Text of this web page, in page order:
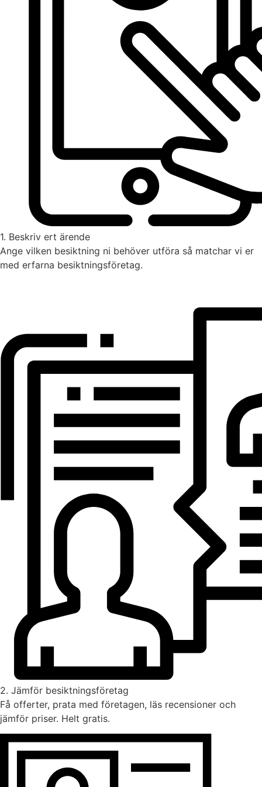
1. Beskriv ert ärende
Ange vilken besiktning ni behöver utföra så matchar vi er
med erfarna besiktningsföretag.
2. Jämför besiktningsföretag
Få offerter, prata med företagen, läs recensioner och
jämför priser. Helt gratis.